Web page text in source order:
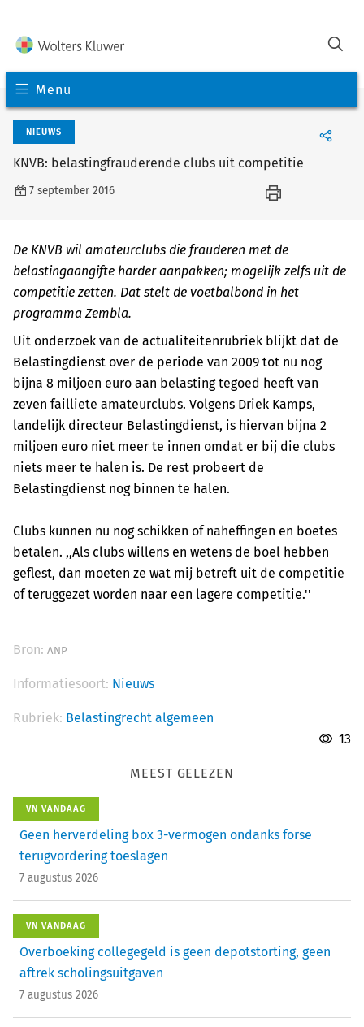
Menu
NIEUWS
KNVB: belastingfrauderende clubs uit competitie
7 september 2016
De KNVB wil amateurclubs die frauderen met de
belastingaangifte harder aanpakken; mogelijk zelfs uit de
competitie zetten. Dat stelt de voetbalbond in het
programma Zembla.
Uit onderzoek van de actualiteitenrubriek blijkt dat de
Belastingdienst over de periode van 2009 tot nu nog
bijna 8 miljoen euro aan belasting tegoed heeft van
zeven failliete amateurclubs. Volgens Driek Kamps,
landelijk directeur Belastingdienst, is hiervan bijna 2
miljoen euro niet meer te innen omdat er bij die clubs
niets meer te halen is. De rest probeert de
Belastingdienst nog binnen te halen.
Clubs kunnen nu nog schikken of naheffingen en boetes
betalen. ,,Als clubs willens en wetens de boel hebben
geflest, dan moeten ze wat mij betreft uit de competitie
of teruggezet worden naar een lagere competitie.''
Bron: ANP
Informatiesoort: Nieuws
Rubriek: Belastingrecht algemeen
13
MEEST GELEZEN
VN VANDAAG
Geen herverdeling box 3-vermogen ondanks forse
terugvordering toeslagen
7 augustus 2026
VN VANDAAG
Overboeking collegegeld is geen depotstorting, geen
aftrek scholingsuitgaven
7 augustus 2026